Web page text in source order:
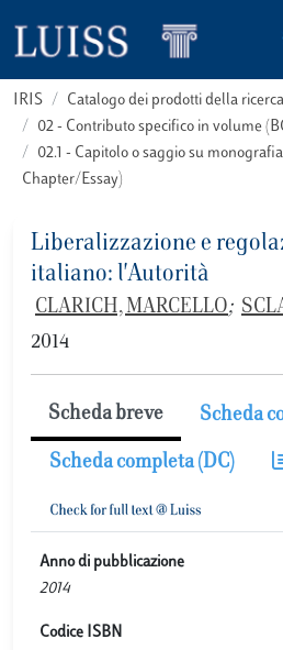
IRIS
Catalogo dei prodotti della
02 - Contributo specifico in volume
02.1 - Capitolo o saggio su
Chapter/Essay)
Liberalizzazione e
italiano: l'Autorità
CLARICH, MARCELLO;
2014
Scheda breve Scheda
Scheda completa (DC)
Anno di pubblicazione
2014
Codice ISBN